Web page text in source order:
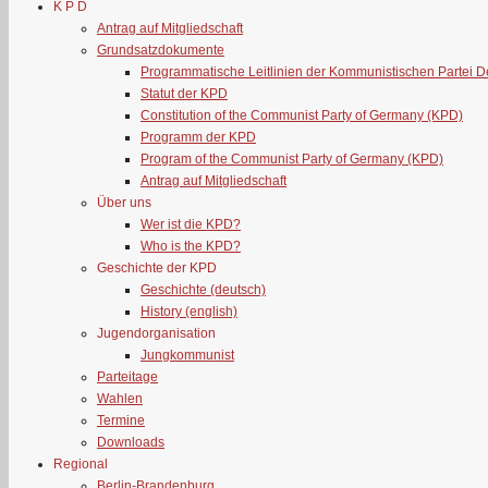
K P D
Antrag auf Mitgliedschaft
Grundsatzdokumente
Programmatische Leitlinien der Kommunistischen Partei
Statut der KPD
Constitution of the Communist Party of Germany (KPD)
Programm der KPD
Program of the Communist Party of Germany (KPD)
Antrag auf Mitgliedschaft
Über uns
Wer ist die KPD?
Who is the KPD?
Geschichte der KPD
Geschichte (deutsch)
History (english)
Jugendorganisation
Jungkommunist
Parteitage
Wahlen
Termine
Downloads
Regional